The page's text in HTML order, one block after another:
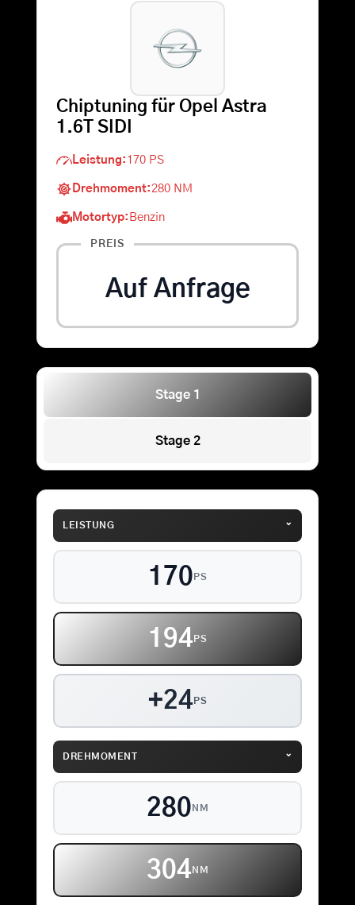
Warenkorb
Chiptuning für Opel Astra
1.6T SIDI
Leistung: 170 PS
Drehmoment: 280 NM
Motortyp: Benzin
PREIS
Auf Anfrage
Stage 1
Stage 2
LEISTUNG ⌄
170 PS
194 PS
+24PS
DREHMOMENT ⌄
280 NM
304 NM